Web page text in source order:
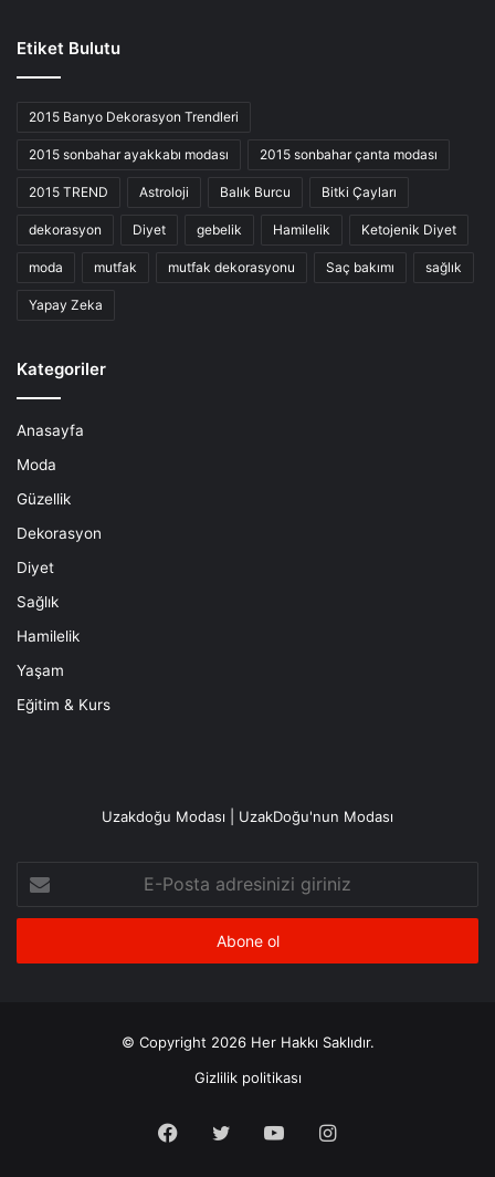
Etiket Bulutu
2015 Banyo Dekorasyon Trendleri
2015 sonbahar ayakkabı modası 2015 sonbahar çanta modası
2015 TREND Astroloji Balık Burcu Bitki Çayları
dekorasyon Diyet gebelik Hamilelik Ketojenik Diyet
moda mutfak mutfak dekorasyonu Saç bakımı sağlık
Yapay Zeka
Kategoriler
Anasayfa
Moda
Güzellik
Dekorasyon
Diyet
Sağlık
Hamilelik
Yaşam
Eğitim & Kurs
Uzakdoğu Modası | UzakDoğu'nun Modası
Posta
adresinizi
© Copyright 2026 Her Hakkı Saklıdır.
Gizlilik politikası
Facebook
X YouTubeInstagram